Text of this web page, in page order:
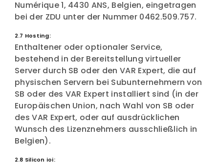
Numérique 1, 4430 ANS, Belgien, eingetragen
bei der ZDU unter der Nummer 0462.509.757.
2.7 Hosting:
Enthaltener oder optionaler Service,
bestehend in der Bereitstellung virtueller
Server durch SB oder den VAR Expert, die auf
physischen Servern bei Subunternehmern von
SB oder des VAR Expert installiert sind (in der
Europäischen Union, nach Wahl von SB oder
des VAR Expert, oder auf ausdrücklichen
Wunsch des Lizenznehmers ausschließlich in
Belgien).
2.8 Silicon ioi: